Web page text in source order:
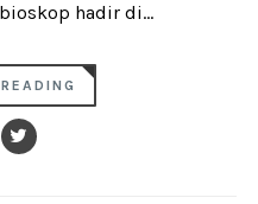
hadir di...